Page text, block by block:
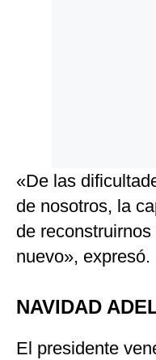
«De las
de nosotros, la
de
nuevo», expresó.
NAVIDAD
El presidente